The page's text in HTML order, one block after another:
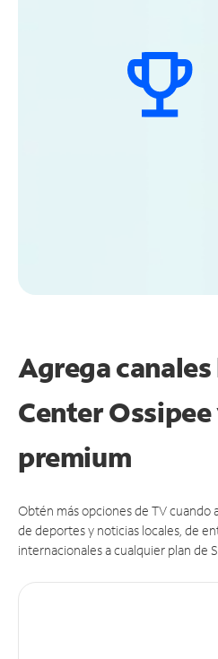
Agrega
Center
premium
Obtén más opciones de TV cuando
de deportes y noticias locales, de
internacionales a cualquier plan de